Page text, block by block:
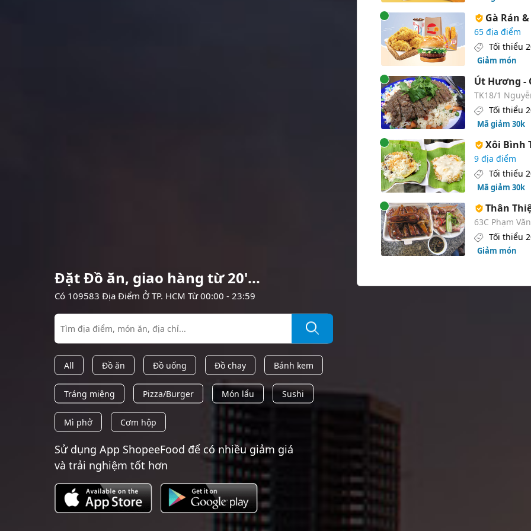
Đặt Đồ ăn, giao hàng từ 20'...
Có 109583 Địa Điểm Ở TP. HCM Từ 00:00 - 23:59
All Đồ ăn Đồ uống Đồ chay Bánh kem
Tráng miệng Pizza/Burger Món lẩu Sushi
Mì phở Cơm hộp
Sử dụng App ShopeeFood để có nhiều giảm giá
và trải nghiệm tốt hơn
Gà Rán
65 địa điểm
Tối thiểu
Giảm món
Út Hương -
TK18/1
Tối thiểu
Mã giảm 30k
Xôi Bình
9 địa điểm
Tối thiểu
Mã giảm 30k
Thân
63C Phạm
Tối thiểu
Giảm món